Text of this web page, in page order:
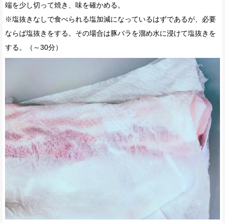
端を少し切って焼き、味を確かめる。
※塩抜きなしで食べられる塩加減になっているはずであるが、必要
ならば塩抜きをする。その場合は豚バラを溜め水に浸けて塩抜きを
する。（～30分）